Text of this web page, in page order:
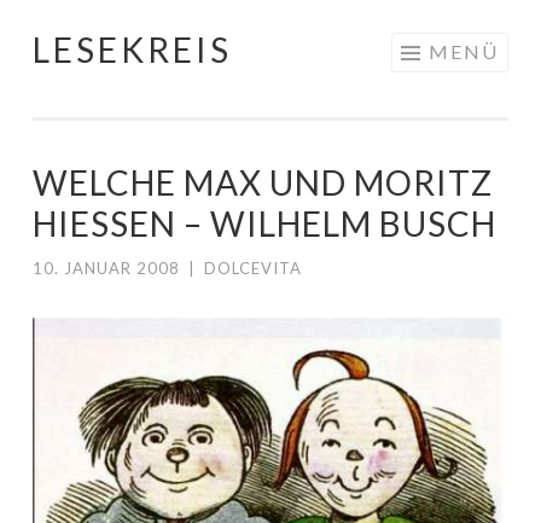
Springe
LESEKREIS MENÜ
WELCHE MAX UND MORITZ
HIESSEN – WILHELM BUSCH
10. JANUAR 2008 DOLCEVITA